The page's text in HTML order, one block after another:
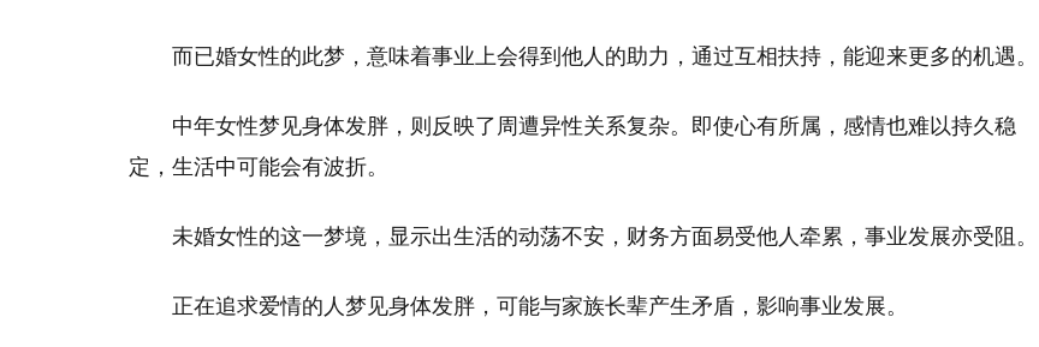
而已婚女性的此梦，意味着事业上会得到他人的助力，通过互相扶持，能迎来更多的机遇。
中年女性梦见身体发胖，则反映了周遭异性关系复杂。即使心有所属，感情也难以持久稳
定，生活中可能会有波折。
未婚女性的这一梦境，显示出生活的动荡不安，财务方面易受他人牵累，事业发展亦受阻。
正在追求爱情的人梦见身体发胖，可能与家族长辈产生矛盾，影响事业发展。